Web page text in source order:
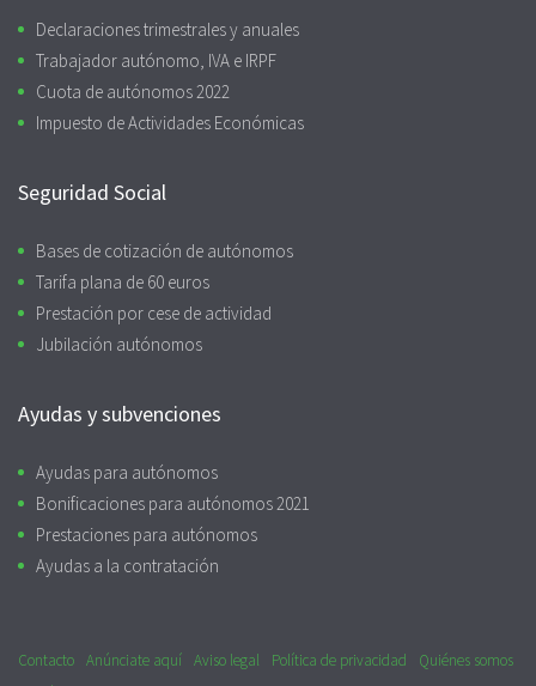
Declaraciones trimestrales y anuales
Trabajador autónomo, IVA e IRPF
Cuota de autónomos 2022
Impuesto de Actividades Económicas
Seguridad Social
Bases de cotización de autónomos
Tarifa plana de 60 euros
Prestación por cese de actividad
Jubilación autónomos
Ayudas y subvenciones
Ayudas para autónomos
Bonificaciones para autónomos 2021
Prestaciones para autónomos
Ayudas a la contratación
Contacto Anúnciate aquí Aviso legal Política de privacidad
Quiénes somos